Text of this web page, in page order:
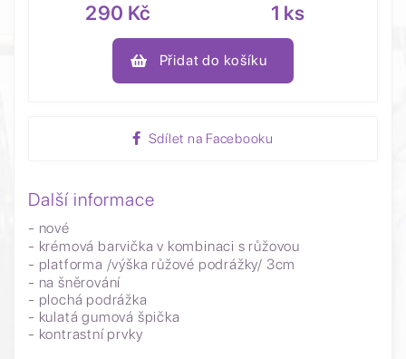
290 Kč 1 ks
Přidat do košíku
Sdílet na Facebooku
Další informace
- nové
- krémová barvička v kombinaci s růžovou
- platforma /výška růžové podrážky/ 3cm
- na šněrování
- plochá podrážka
- kulatá gumová špička
- kontrastní prvky